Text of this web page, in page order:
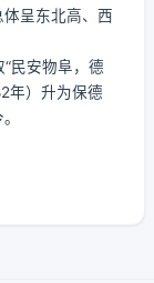
呈东北高、西
民安物阜，德
年）升为保德